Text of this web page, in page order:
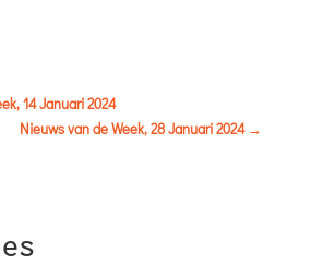
14 Januari 2024
Nieuws van de Week, 28 Januari 2024→